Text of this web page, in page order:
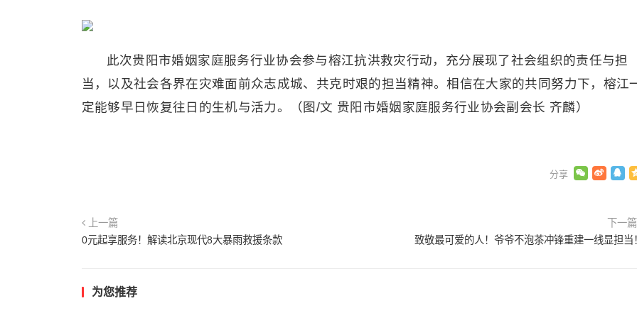
此次贵阳市婚姻家庭服务行业协会参与榕江抗洪救灾行动，充分展现了社会组织的责任与担
当，以及社会各界在灾难面前众志成城、共克时艰的担当精神。相信在大家的共同努力下，榕江
定能够早日恢复往日的生机与活力。（图/文 贵阳市婚姻家庭服务行业协会副会长 齐麟）
上一篇
0元起享服务！解读北京现代8大暴雨救援条款
下一篇
致敬最可爱的人！爷爷不泡茶冲锋重建一线显担当！
为您推荐